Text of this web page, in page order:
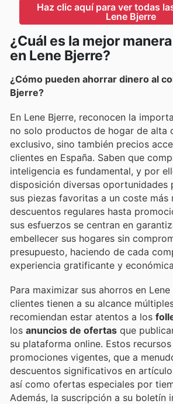
Haz clic aquí para ver todas
Lene Bjerre
¿Cuál es la mejor
en Lene Bjerre?
¿Cómo pueden ahorrar dinero al
Bjerre?
En Lene Bjerre, reconocen la
no solo productos de hogar de alta
exclusivo, sino también precios
clientes en España. Saben que
inteligencia es fundamental, y por
disposición diversas oportunidades
sus piezas favoritas a un coste más
descuentos regulares hasta
sus esfuerzos se centran en
embellecer sus hogares sin
presupuesto, haciendo de cada
experiencia gratificante y
Para maximizar sus ahorros en
clientes tienen a su alcance
recomiendan estar atentos a los
los anuncios de ofertas que
su plataforma online. Estos
promociones vigentes, que a
descuentos significativos en
así como ofertas especiales por
Además, la suscripción a su boletín